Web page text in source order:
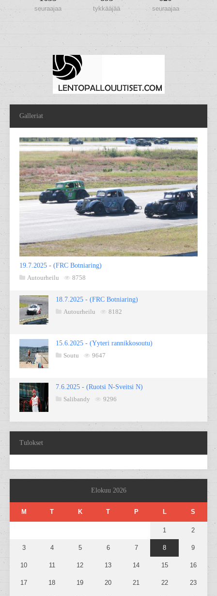
seuraajaa tykkääjää seuraajaa
Galleriat
19.7.2025 - (FRC Botniaring)
Autourheilu
8758
18.7.2025 - (FRC Botniaring)
Autourheilu
8182
15.6.2025 - (Yyteri rannikkosoutu)
Soutu
9647
7.6.2025 - (Ruotsi N-Sveitsi N)
Salibandy
9296
Tulokset
Elokuu 2026
M T K T P L S
1 2
3 4 5 6 7 8 9
10 11 12 13 14 15 16
17 18 19 20 21 22 23